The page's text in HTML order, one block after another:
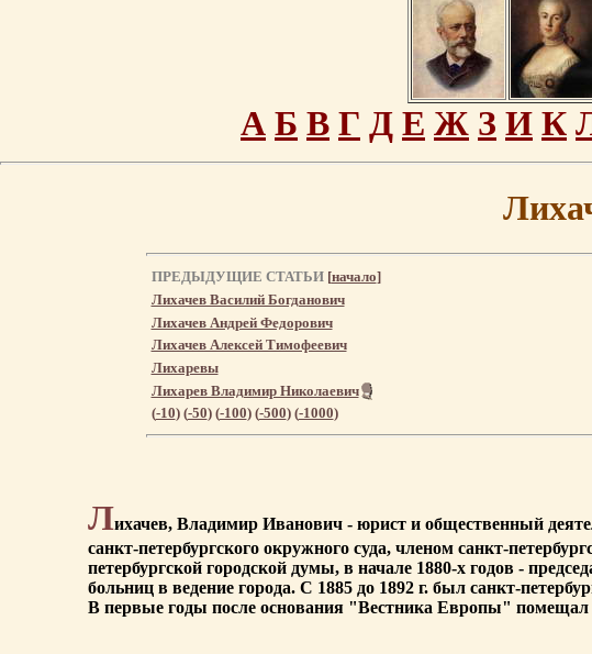
А Б В Г Д Е Ж З И К
ПРЕДЫДУЩИЕ СТАТЬИ [начало]
Лихачев Василий Богданович
Лихачев Андрей Федорович
Лихачев Алексей Тимофеевич
Лихаревы
Лихарев Владимир Николаевич
(-10) (-50) (-100) (-500) (-1000)
Лихачев, Владимир Иванович - юрист и общественный
санкт-петербургского окружного суда, членом санкт-
петербургской городской думы, в начале 1880-х годов -
больниц в ведение города. С 1885 до 1892 г. был санкт-
В первые годы после основания "Вестника Европы" помещал